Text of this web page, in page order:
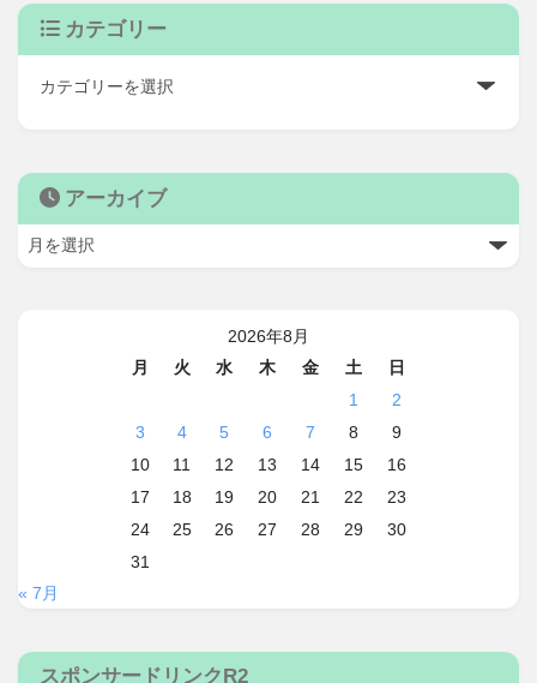
カテゴリー
アーカイブ
2026年8月
月
火 水 木 金 土
日
1
2
3
4 5 6 7 8
9
10
11 12 13 14 15
16
17
18 19 20 21 22
23
24
25 26 27 28 29
30
31
« 7月
スポンサードリンクR2